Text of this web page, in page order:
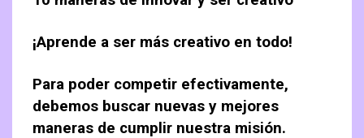
Autoestima
Organización Personal
Finanzas Personales
Como lograr metas
Tips para Organizar
Taller: «Organizar el Hogar y sus Tareas»
Manual Administrador Condominio
Guía Organizar el Clóset
Guia Organizar el Buzón
Contactanos
Carrito¡Aprende a ser más creativo en todo!
Para poder competir efectivamente,
debemos buscar nuevas y mejores
maneras de cumplir nuestra misión.